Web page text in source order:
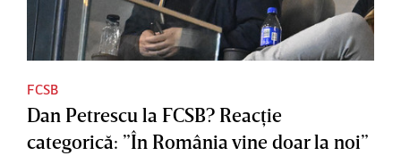
FCSB
Dan Petrescu la FCSB? Reacţie
categorică: ”În România vine doar la noi”